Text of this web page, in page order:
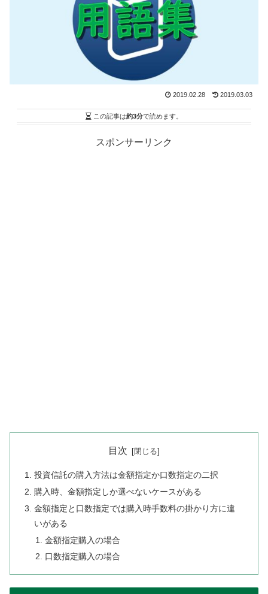
2019.02.28 2019.03.03
この記事は約3分で読めます。
スポンサーリンク
目次
投資信託の購入方法は金額指定か口数指定の二択
購入時、金額指定しか選べないケースがある
金額指定と口数指定では購入時手数料の掛かり方に違
いがある
金額指定購入の場合
口数指定購入の場合